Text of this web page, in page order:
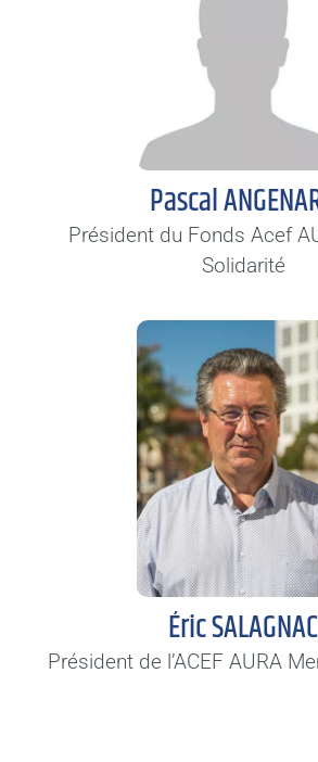
Pascal
Président du Fonds Acef
Solidarité
Éric SALAGNAC
Président de l’ACEF AURA